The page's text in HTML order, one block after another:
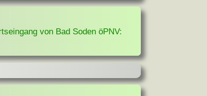
von Bad Soden öPNV: